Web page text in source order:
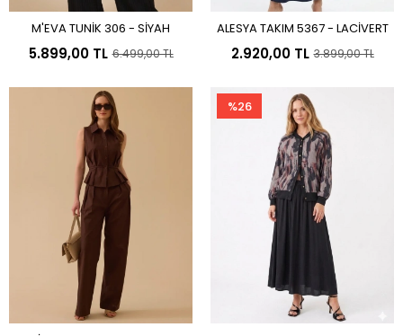
Sepete Ekle
M'EVA TUNİK 306 - SİYAH
5.899,00 TL 6.499,00 TL
Sepete Ekle
ALESYA TAKIM 5367 - LACİVERT
2.920,00 TL 3.899,00 TL
%26